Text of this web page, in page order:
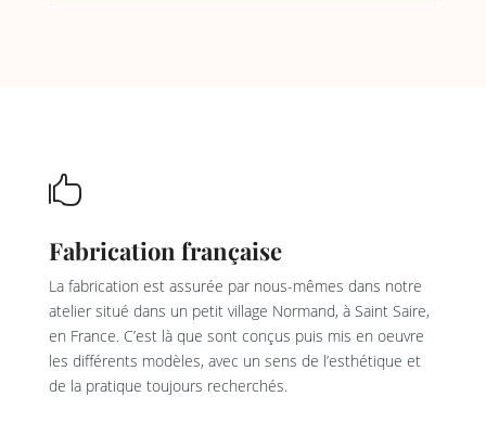

Fabrication française
La fabrication est assurée par nous-mêmes dans notre
atelier situé dans un petit village Normand, à Saint Saire,
en France. C’est là que sont conçus puis mis en oeuvre
les différents modèles, avec un sens de l’esthétique et
de la pratique toujours recherchés.